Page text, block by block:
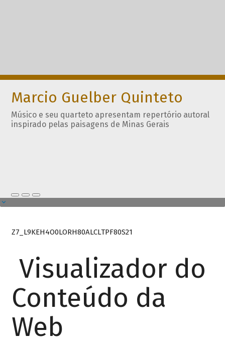
Marcio Guelber Quinteto
Músico e seu quarteto apresentam repertório autoral
inspirado pelas paisagens de Minas Gerais
Z7_L9KEH4O0LORH80ALCLTPF80S21
Visualizador do
Conteúdo da
Web